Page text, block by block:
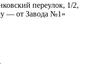
переулок, 1/2,
— от Завода №1»